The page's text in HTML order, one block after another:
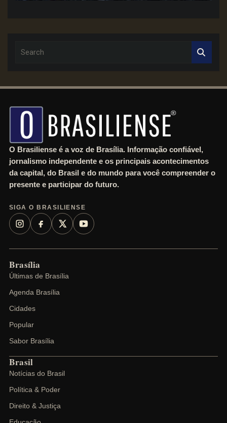
c
O Brasiliense é a voz de Brasília. Informação confiável,
jornalismo independente e os principais acontecimentos
da capital, do Brasil e do mundo para você compreender o
presente e participar do futuro.
SIGA O BRASILIENSE
Brasília
Últimas de Brasília
Agenda Brasília
Cidades
Popular
Sabor Brasília
Brasil
Notícias do Brasil
Política & Poder
Direito & Justiça